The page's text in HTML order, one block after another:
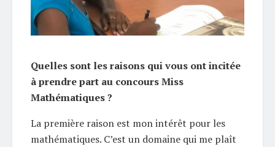
Quelles sont les raisons qui vous ont incitée
à prendre part au concours Miss
Mathématiques ?
La première raison est mon intérêt pour les
mathématiques. C’est un domaine qui me plaît